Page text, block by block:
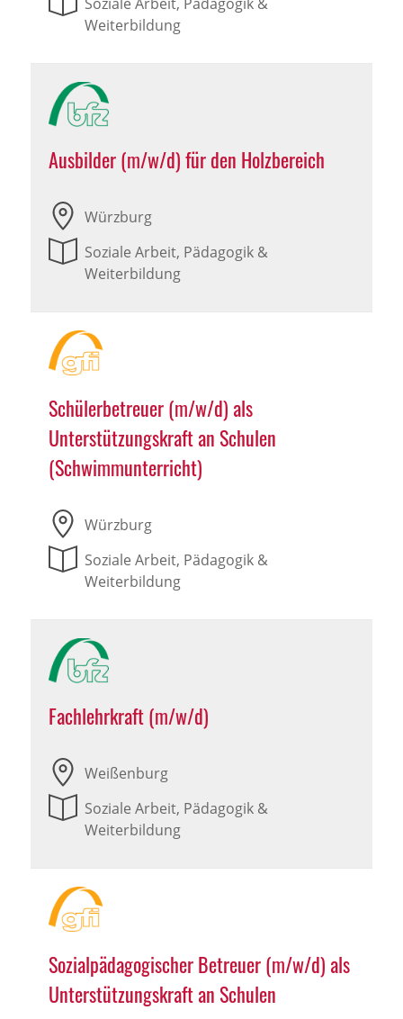
Weiterbildung
Ausbilder (m/w/d) für den Holzbereich
Würzburg
Soziale Arbeit, Pädagogik &
Weiterbildung
Schülerbetreuer (m/w/d) als
Unterstützungskraft an Schulen
(Schwimmunterricht)
Würzburg
Soziale Arbeit, Pädagogik &
Weiterbildung
Fachlehrkraft (m/w/d)
Weißenburg
Soziale Arbeit, Pädagogik &
Weiterbildung
Sozialpädagogischer Betreuer (m/w/d) als
Unterstützungskraft an Schulen